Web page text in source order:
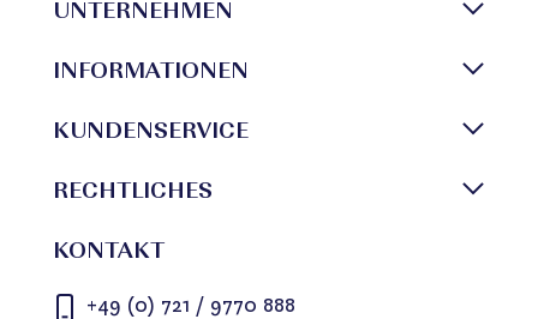
UNTERNEHMEN
INFORMATIONEN
KUNDENSERVICE
RECHTLICHES
KONTAKT
+49 (0) 721 / 9770 888